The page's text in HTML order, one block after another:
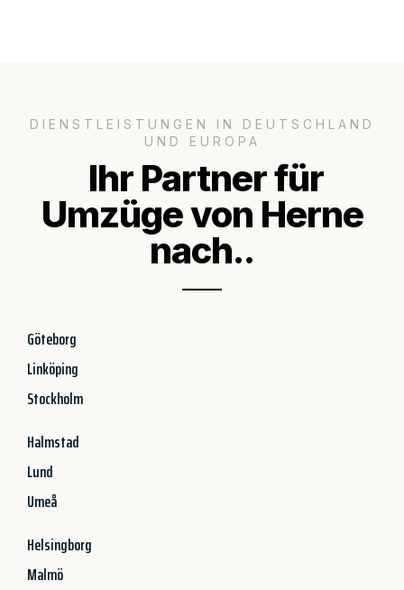
DIENSTLEISTUNGEN IN DEUTSCHLAND
UND EUROPA
Ihr Partner für
Umzüge von Herne
nach..
Göteborg
Linköping
Stockholm
Halmstad
Lund
Umeå
Helsingborg
Malmö